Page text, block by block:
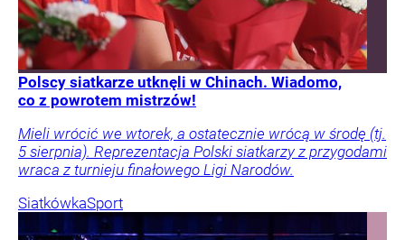
Polscy siatkarze utknęli w Chinach. Wiadomo,
co z powrotem mistrzów!
Mieli wrócić we wtorek, a ostatecznie wrócą w środę (tj.
5 sierpnia). Reprezentacja Polski siatkarzy z przygodami
wraca z turnieju finałowego Ligi Narodów.
SiatkówkaSport